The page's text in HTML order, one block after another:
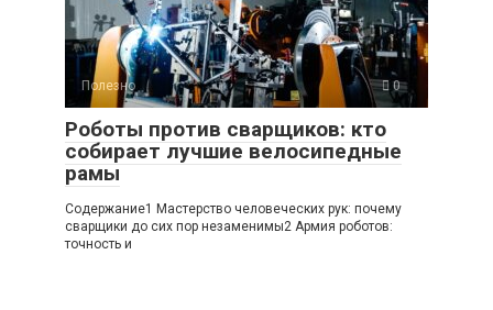
Полезно 0
Роботы против сварщиков: кто
собирает лучшие велосипедные
рамы
Содержание1 Мастерство человеческих рук: почему
сварщики до сих пор незаменимы2 Армия роботов:
точность и